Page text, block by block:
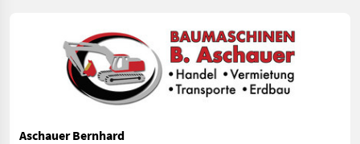
Aschauer Bernhard